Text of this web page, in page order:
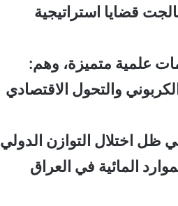
قضايا استراتيجية
علمية متميزة، وهم:
بك: عام 2050 بين الحياد الكربوني والتحول الاقتصادي
ظل اختلال التوازن الدولي
المائية في العراق